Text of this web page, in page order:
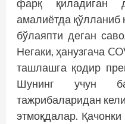
фарқ қиладиган
амалиётда қўлланиб
бўлаяпти деган
Негаки, ҳанузгача
ташлашга қодир
Шунинг учун
тажрибаларидан
этмоқдалар. Қачонки